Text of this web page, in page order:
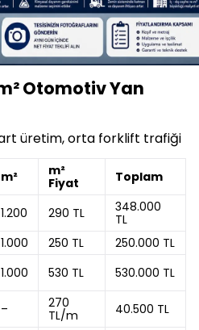
Otomotiv Yan
üretim, orta forklift trafiği
m²
m²
Fiyat
Toplam
1.200 290 TL
348.000
TL
1.000 250 TL
250.000 TL
1.000 530 TL 530.000 TL
–
270
TL/m
40.500 TL